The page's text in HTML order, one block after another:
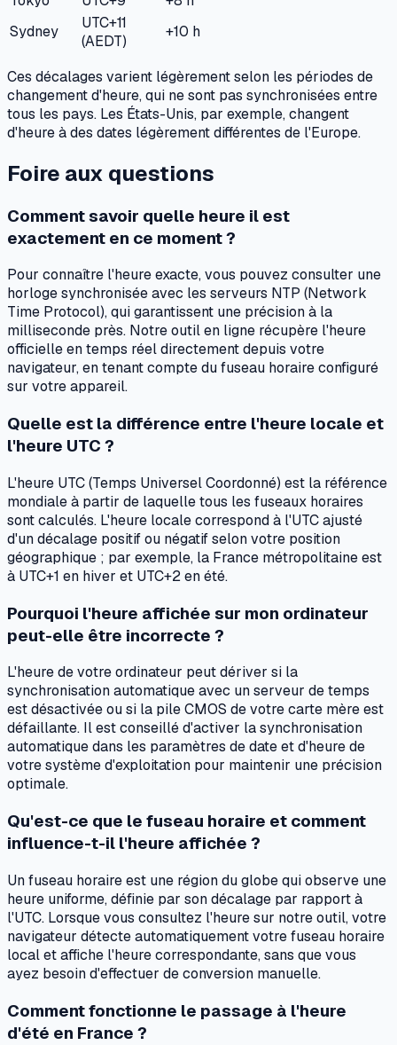
Sydney
UTC+11
(AEDT)
+10 h
Ces décalages varient légèrement selon les périodes de
changement d'heure, qui ne sont pas synchronisées entre
tous les pays. Les États-Unis, par exemple, changent
d'heure à des dates légèrement différentes de l'Europe.
Foire aux questions
Comment savoir quelle heure il est
exactement en ce moment ?
Pour connaître l'heure exacte, vous pouvez consulter une
horloge synchronisée avec les serveurs NTP (Network
Time Protocol), qui garantissent une précision à la
milliseconde près. Notre outil en ligne récupère l'heure
officielle en temps réel directement depuis votre
navigateur, en tenant compte du fuseau horaire configuré
sur votre appareil.
Quelle est la différence entre l'heure locale et
l'heure UTC ?
L'heure UTC (Temps Universel Coordonné) est la référence
mondiale à partir de laquelle tous les fuseaux horaires
sont calculés. L'heure locale correspond à l'UTC ajusté
d'un décalage positif ou négatif selon votre position
géographique ; par exemple, la France métropolitaine est
à UTC+1 en hiver et UTC+2 en été.
Pourquoi l'heure affichée sur mon ordinateur
peut-elle être incorrecte ?
L'heure de votre ordinateur peut dériver si la
synchronisation automatique avec un serveur de temps
est désactivée ou si la pile CMOS de votre carte mère est
défaillante. Il est conseillé d'activer la synchronisation
automatique dans les paramètres de date et d'heure de
votre système d'exploitation pour maintenir une précision
optimale.
Qu'est-ce que le fuseau horaire et comment
influence-t-il l'heure affichée ?
Un fuseau horaire est une région du globe qui observe une
heure uniforme, définie par son décalage par rapport à
l'UTC. Lorsque vous consultez l'heure sur notre outil, votre
navigateur détecte automatiquement votre fuseau horaire
local et affiche l'heure correspondante, sans que vous
ayez besoin d'effectuer de conversion manuelle.
Comment fonctionne le passage à l'heure
d'été en France ?